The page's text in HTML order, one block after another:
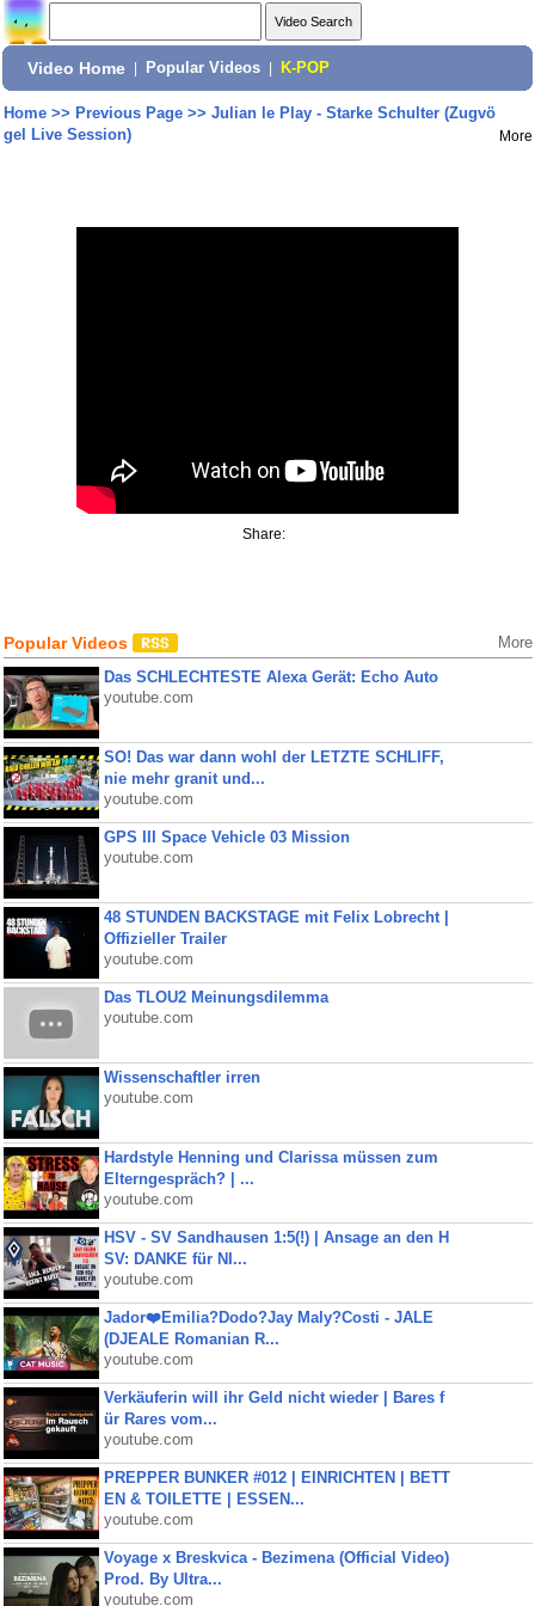
Video Home Popular Videos K-POP
Home>> Previous Page>> Julian le Play - Starke Schulter (Zugvö
gel Live Session)
More
Share:
Popular Videos More
Das SCHLECHTESTE Alexa Gerät: Echo Auto
youtube.com
SO! Das war dann wohl der LETZTE SCHLIFF,
nie mehr granit und...
youtube.com
GPS III Space Vehicle 03 Mission
youtube.com
48 STUNDEN BACKSTAGE mit Felix Lobrecht |
Offizieller Trailer
youtube.com
Das TLOU2 Meinungsdilemma
youtube.com
Wissenschaftler irren
youtube.com
Hardstyle Henning und Clarissa müssen zum
Elterngespräch? | ...
youtube.com
HSV - SV Sandhausen 1:5(!) | Ansage an den H
SV: DANKE für NI...
youtube.com
Jador❤️Emilia?Dodo?Jay Maly?Costi - JALE
(DJEALE Romanian R...
youtube.com
Verkäuferin will ihr Geld nicht wieder | Bares f
ür Rares vom...
youtube.com
PREPPER BUNKER #012 | EINRICHTEN | BETT
EN & TOILETTE | ESSEN...
youtube.com
Voyage x Breskvica - Bezimena (Official Video)
Prod. By Ultra...
youtube.com